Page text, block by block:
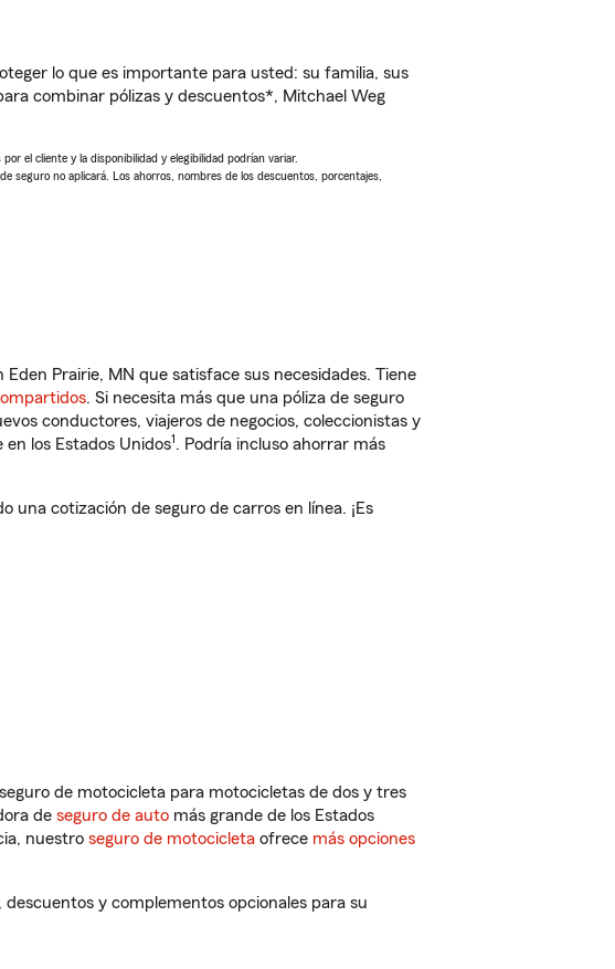
lo que es importante para usted: su familia, sus
combinar pólizas y descuentos*, Mitchael Weg
el cliente y la disponibilidad y elegibilidad podrían variar.
seguro no aplicará. Los ahorros, nombres de los descuentos, porcentajes,
Eden Prairie, MN que satisface sus necesidades. Tiene
. Si necesita más que una póliza de seguro
conductores, viajeros de negocios, coleccionistas y
los Estados Unidos1. Podría incluso ahorrar más
una cotización de seguro de carros en línea. ¡Es
de motocicleta para motocicletas de dos y tres
de seguro de auto más grande de los Estados
nuestro seguro de motocicleta ofrece más opciones
y complementos opcionales para su